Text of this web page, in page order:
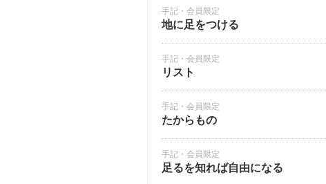
手記・会員限定
地に足をつける
手記・会員限定
リスト
手記・会員限定
たからもの
手記・会員限定
足るを知れば自由になる